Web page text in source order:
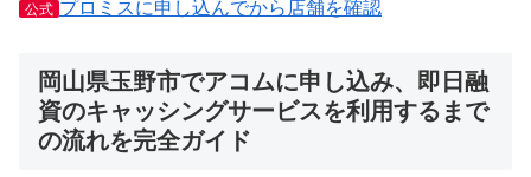
公式 プロミスに申し込んでから店舗を確認
岡山県玉野市でアコムに申し込み、即日融
資のキャッシングサービスを利用するまで
の流れを完全ガイド